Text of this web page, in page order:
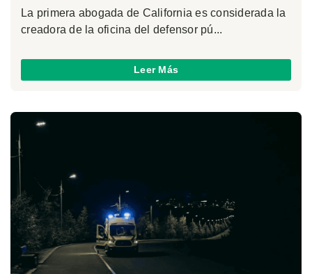
La primera abogada de California es considerada la
creadora de la oficina del defensor pú...
Leer Más